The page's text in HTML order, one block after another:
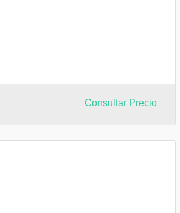
Consultar Precio